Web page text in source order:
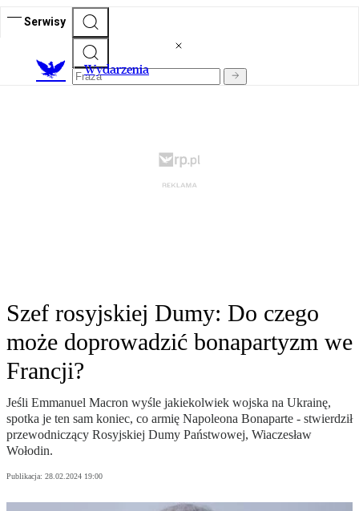
Serwisy
Wydarzenia
Szef rosyjskiej Dumy: Do czego
może doprowadzić bonapartyzm we
Francji?
Jeśli Emmanuel Macron wyśle ​​jakiekolwiek wojska na Ukrainę,
spotka je ten sam koniec, co armię Napoleona Bonaparte - stwierdził
przewodniczący Rosyjskiej Dumy Państwowej, Wiaczesław
Wołodin.
Publikacja: 28.02.2024 19:00